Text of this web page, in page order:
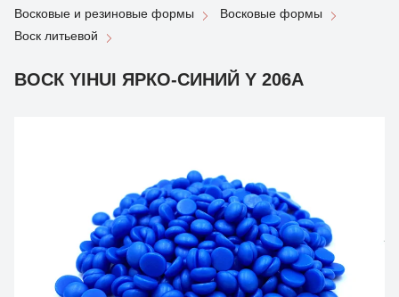
Восковые и резиновые формы
Восковые формы
Воск литьевой
ВОСК YIHUI ЯРКО-СИНИЙ Y 206A